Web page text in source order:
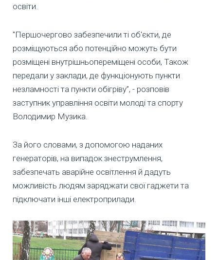
освіти.
"Першочергово забезпечили ті об'єкти, де
розміщуються або потенційно можуть бути
розміщені внутрішньопереміщені особи, Також
передали у заклади, де функціонують пункти
незламності та пункти обігріву”, - розповів
заступник управління освіти молоді та спорту
Володимир Музика.
За його словами, з допомогою наданих
генераторів, на випадок знеструмлення,
забезпечать аварійне освітлення й дадуть
можливість людям заряджати свої гаджети та
підключати інші електроприлади.